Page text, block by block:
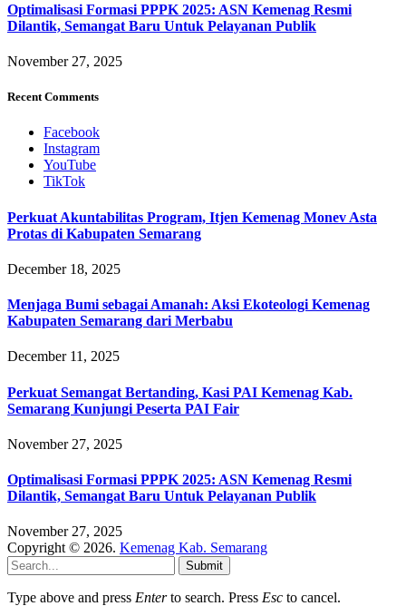
Optimalisasi Formasi PPPK 2025: ASN Kemenag Resmi
Dilantik, Semangat Baru Untuk Pelayanan Publik
November 27, 2025
Recent Comments
Facebook
Instagram
YouTube
TikTok
Perkuat Akuntabilitas Program, Itjen Kemenag Monev Asta
Protas di Kabupaten Semarang
December 18, 2025
Menjaga Bumi sebagai Amanah: Aksi Ekoteologi Kemenag
Kabupaten Semarang dari Merbabu
December 11, 2025
Perkuat Semangat Bertanding, Kasi PAI Kemenag Kab.
Semarang Kunjungi Peserta PAI Fair
November 27, 2025
Optimalisasi Formasi PPPK 2025: ASN Kemenag Resmi
Dilantik, Semangat Baru Untuk Pelayanan Publik
November 27, 2025
Copyright © 2026. Kemenag Kab. Semarang
Submit
Type above and press Enterto search. Press Esc to cancel.